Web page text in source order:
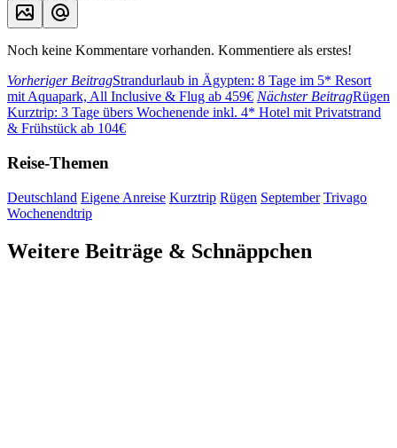
Noch keine Kommentare vorhanden. Kommentiere als erstes!
Vorheriger BeitragStrandurlaub in Ägypten: 8 Tage im 5* Resort
mit Aquapark, All Inclusive & Flug ab 459€ Nächster BeitragRügen
Kurztrip: 3 Tage übers Wochenende inkl. 4* Hotel mit Privatstrand
& Frühstück ab 104€
Reise-Themen
Deutschland Eigene Anreise Kurztrip Rügen September Trivago
Wochenendtrip
Weitere Beiträge & Schnäppchen